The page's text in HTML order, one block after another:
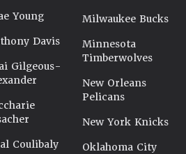
Young
Davis
Gilgeous-
Coulibaly
Milwaukee Bucks
Minnesota
Timberwolves
New Orleans
Pelicans
New York Knicks
Oklahoma City